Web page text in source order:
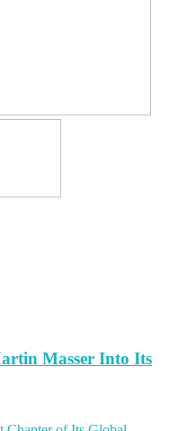
Masser Into Its